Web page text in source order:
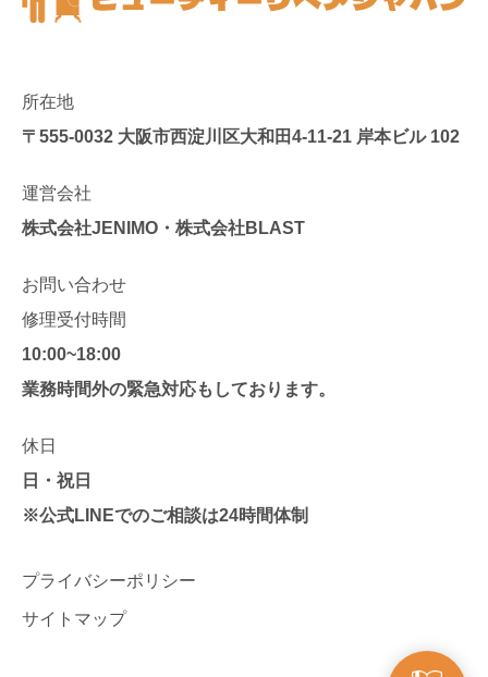
所在地
〒555-0032 大阪市西淀川区大和田4-11-21 岸本ビル 102
運営会社
株式会社JENIMO・株式会社BLAST
お問い合わせ
修理受付時間
10:00~18:00
業務時間外の緊急対応もしております。
休日
日・祝日
※公式LINEでのご相談は24時間体制
プライバシーポリシー
サイトマップ